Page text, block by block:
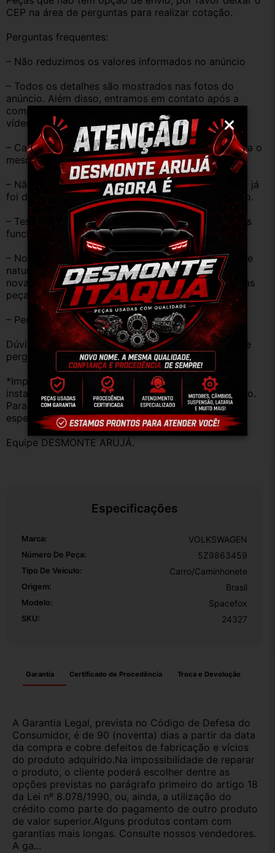
CEP na área de perguntas para realizar cotação.
Perguntas frequentes:
– Não reduzimos os valores informados no anúncio
– Todos os detalhes são mostrados nas fotos do
anúncio. Além disso, entramos em contato após a
compra, se necessário mandamos mais imagens e
vídeos do produto!
– Caso o código original da peça do seu veículo seja o
mesmo descrito no anúncio servirá perfeitamente.
– Não temos informação sobre o KM, pois o veículo já
foi desmontado. No entanto, estão em ótimo estado.
– Testamos as peças antes de anunciar e enviar, elas
funcionam perfeitamente.
– Nossas peças são USADAS e apresentam desgaste
natural pelo tempo. Peças perfeitas são apenas as
novas e sem uso. No entanto, garantimos que nossas
peças estão em BOM ESTADO e foram testadas.
– Peças são ORIGINAIS USADAS.
Dúvidas sobre uso ou aplicação, utilizar o campo de
perguntas;
*Importante: Não nos responsabilizamos por
instalações inadequadas ou uso indevido do produto.
Para evitar problemas, consulte um profissional
especializado.
Equipe DESMONTE ARUJÁ.
Especificações
Marca: VOLKSWAGEN
Número De Peça: 5Z9863459
Tipo De Veículo: Carro/Caminhonete
Origem: Brasil
Modelo: Spacefox
SKU: 24327
Garantia Certificado de Procedência Troca e Devolução
A Garantia Legal, prevista no Código de Defesa do
Consumidor, é de 90 (noventa) dias a partir da data
da compra e cobre defeitos de fabricação e vícios
do produto adquirido.Na impossibilidade de reparar
o produto, o cliente poderá escolher dentre as
opções previstas no parágrafo primeiro do artigo 18
da Lei nº 8.078/1990, ou, ainda, a utilização do
crédito como parte do pagamento de outro produto
de valor superior.Alguns produtos contam com
garantias mais longas. Consulte nossos vendedores.
A ga...